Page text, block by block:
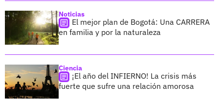
Noticias
El mejor plan de Bogotá: Una CARRERA
en familia y por la naturaleza
Ciencia
¡El año del INFIERNO! La crisis más
fuerte que sufre una relación amorosa